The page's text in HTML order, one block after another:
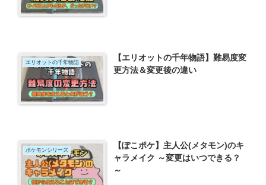
エリオットの千年物語
【エリオットの千年物語】難易度変
更方法＆変更後の違い
ポケモンシリーズ
【ぽこポケ】主人公(メタモン)のキ
ャラメイク ～変更はいつできる？
～